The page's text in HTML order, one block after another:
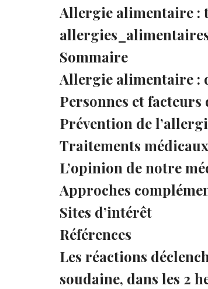
Allergie alimentaire :
Sommaire
Allergie alimentaire :
Personnes et facteurs
Prévention de
Traitements
L’opinion de notre
Approches
Sites d’intérêt
Références
Les réactions
soudaine, dans les 2